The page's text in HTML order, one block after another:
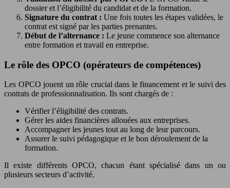
dossier et l’éligibilité du candidat et de la formation.
Signature du contrat : Une fois toutes les étapes validées, le
contrat est signé par les parties prenantes.
Début de l’alternance : Le jeune commence son alternance
entre formation et travail en entreprise.
Le rôle des OPCO (opérateurs de compétences)
Les OPCO jouent un rôle crucial dans le financement et le suivi des
contrats de professionnalisation. Ils sont chargés de :
Vérifier l’éligibilité des contrats.
Gérer les aides financières allouées aux entreprises.
Accompagner les jeunes tout au long de leur parcours.
Assurer le suivi pédagogique et le bon déroulement de la
formation.
Il existe différents OPCO, chacun étant spécialisé dans un ou
plusieurs secteurs d’activité.